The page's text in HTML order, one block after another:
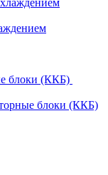
блоки (ККБ)
блоки (ККБ)